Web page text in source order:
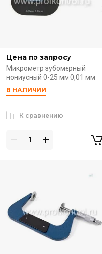
Цена по запросу
Микрометр зубомерный
нониусный 0-25 мм 0,01 мм
В НАЛИЧИИ
К сравнению